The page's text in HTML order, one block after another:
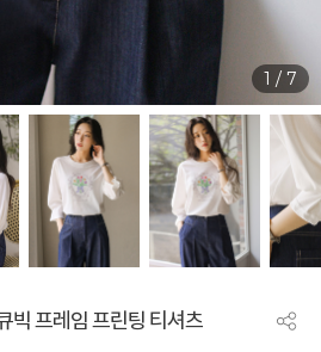
1 / 7
빅 프레임 프린팅 티셔츠